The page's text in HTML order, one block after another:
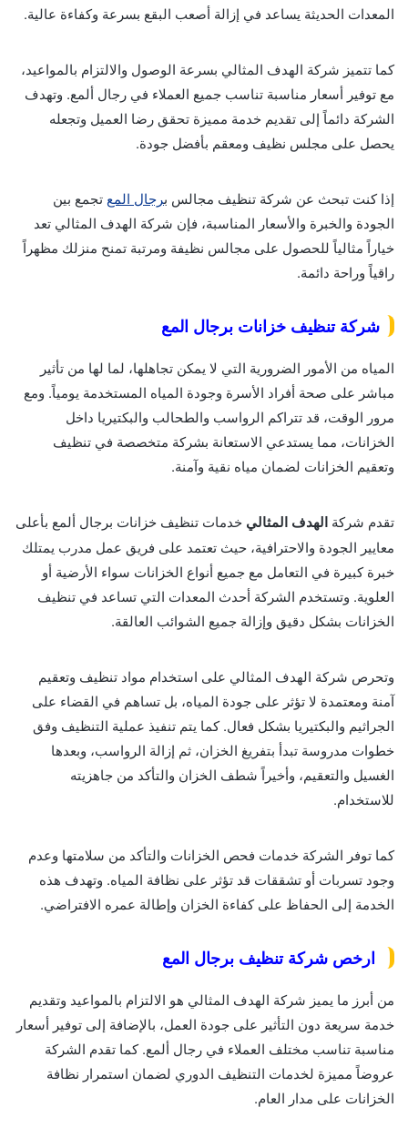
المعدات الحديثة يساعد في إزالة أصعب البقع بسرعة وكفاءة عالية.
كما تتميز شركة الهدف المثالي بسرعة الوصول والالتزام بالمواعيد،
مع توفير أسعار مناسبة تناسب جميع العملاء في رجال ألمع. وتهدف
الشركة دائماً إلى تقديم خدمة مميزة تحقق رضا العميل وتجعله
يحصل على مجلس نظيف ومعقم بأفضل جودة.
إذا كنت تبحث عن شركة تنظيف مجالس برجال المع تجمع بين
الجودة والخبرة والأسعار المناسبة، فإن شركة الهدف المثالي تعد
خياراً مثالياً للحصول على مجالس نظيفة ومرتبة تمنح منزلك مظهراً
راقياً وراحة دائمة.
شركة تنظيف خزانات برجال المع
المياه من الأمور الضرورية التي لا يمكن تجاهلها، لما لها من تأثير
مباشر على صحة أفراد الأسرة وجودة المياه المستخدمة يومياً. ومع
مرور الوقت، قد تتراكم الرواسب والطحالب والبكتيريا داخل
الخزانات، مما يستدعي الاستعانة بشركة متخصصة في تنظيف
وتعقيم الخزانات لضمان مياه نقية وآمنة.
تقدم شركة الهدف المثالي خدمات تنظيف خزانات برجال ألمع بأعلى
معايير الجودة والاحترافية، حيث تعتمد على فريق عمل مدرب يمتلك
خبرة كبيرة في التعامل مع جميع أنواع الخزانات سواء الأرضية أو
العلوية. وتستخدم الشركة أحدث المعدات التي تساعد في تنظيف
الخزانات بشكل دقيق وإزالة جميع الشوائب العالقة.
وتحرص شركة الهدف المثالي على استخدام مواد تنظيف وتعقيم
آمنة ومعتمدة لا تؤثر على جودة المياه، بل تساهم في القضاء على
الجراثيم والبكتيريا بشكل فعال. كما يتم تنفيذ عملية التنظيف وفق
خطوات مدروسة تبدأ بتفريغ الخزان، ثم إزالة الرواسب، وبعدها
الغسيل والتعقيم، وأخيراً شطف الخزان والتأكد من جاهزيته
للاستخدام.
كما توفر الشركة خدمات فحص الخزانات والتأكد من سلامتها وعدم
وجود تسربات أو تشققات قد تؤثر على نظافة المياه. وتهدف هذه
الخدمة إلى الحفاظ على كفاءة الخزان وإطالة عمره الافتراضي.
ارخص شركة تنظيف برجال المع
من أبرز ما يميز شركة الهدف المثالي هو الالتزام بالمواعيد وتقديم
خدمة سريعة دون التأثير على جودة العمل، بالإضافة إلى توفير أسعار
مناسبة تناسب مختلف العملاء في رجال ألمع. كما تقدم الشركة
عروضاً مميزة لخدمات التنظيف الدوري لضمان استمرار نظافة
الخزانات على مدار العام.